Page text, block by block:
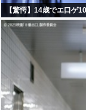
【驚愕】14歳でエ口ゲ